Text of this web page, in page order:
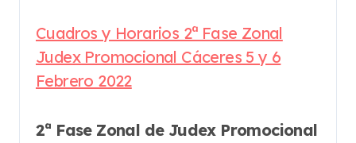
Cuadros y Horarios 2ª Fase Zonal
Judex Promocional Cáceres 5 y 6
Febrero 2022
2ª Fase Zonal de Judex Promocional